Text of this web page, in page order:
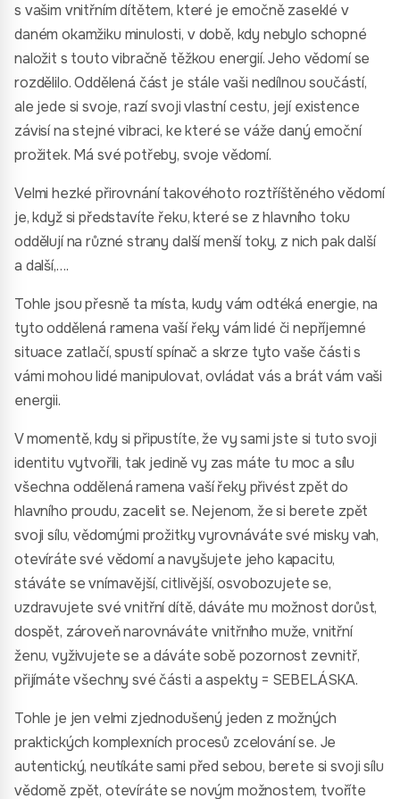
s vašim vnitřním dítětem, které je emočně zaseklé v
daném okamžiku minulosti, v době, kdy nebylo schopné
naložit s touto vibračně těžkou energií. Jeho vědomí se
rozdělilo. Oddělená část je stále vaši nedílnou součástí,
ale jede si svoje, razí svoji vlastní cestu, její existence
závisí na stejné vibraci, ke které se váže daný emoční
prožitek. Má své potřeby, svoje vědomí.
Velmi hezké přirovnání takovéhoto roztříštěného vědomí
je, když si představíte řeku, které se z hlavního toku
oddělují na různé strany další menší toky, z nich pak další
a další,….
Tohle jsou přesně ta místa, kudy vám odtéká energie, na
tyto oddělená ramena vaší řeky vám lidé či nepříjemné
situace zatlačí, spustí spínač a skrze tyto vaše části s
vámi mohou lidé manipulovat, ovládat vás a brát vám vaši
energii.
V momentě, kdy si připustíte, že vy sami jste si tuto svoji
identitu vytvořili, tak jedině vy zas máte tu moc a sílu
všechna oddělená ramena vaší řeky přivést zpět do
hlavního proudu, zacelit se. Nejenom, že si berete zpět
svoji sílu, vědomými prožitky vyrovnáváte své misky vah,
otevíráte své vědomí a navyšujete jeho kapacitu,
stáváte se vnímavější, citlivější, osvobozujete se,
uzdravujete své vnitřní dítě, dáváte mu možnost dorůst,
dospět, zároveň narovnáváte vnitřního muže, vnitřní
ženu, vyživujete se a dáváte sobě pozornost zevnitř,
přijímáte všechny své části a aspekty = SEBELÁSKA.
Tohle je jen velmi zjednodušený jeden z možných
praktických komplexních procesů zcelování se. Je
autentický, neutíkáte sami před sebou, berete si svoji sílu
vědomě zpět, otevíráte se novým možnostem, tvoříte